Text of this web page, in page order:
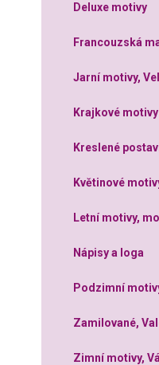
Deluxe motivy
Francouzská
Jarní motivy,
Krajkové motivy
Kreslené
Květinové
Letní motivy,
Nápisy a loga
Podzimní
Zamilované,
Zimní motivy,